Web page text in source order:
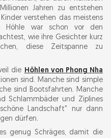
Familien allein
in Phong Nha für
und zwar auf die
eine Dschungel-
Jahren zu entstehen
verstehen das meistens
Höhle war schon vor den
wie ihre Gesichter kurz
diese Zeitspanne zu
die Höhlen von Phong Nha
sind. Manche sind simple
sind Bootsfahrten. Manche
Schlammbäder und Ziplines
Landschaft" nur dann
dürfen.
genug Schräges, damit die